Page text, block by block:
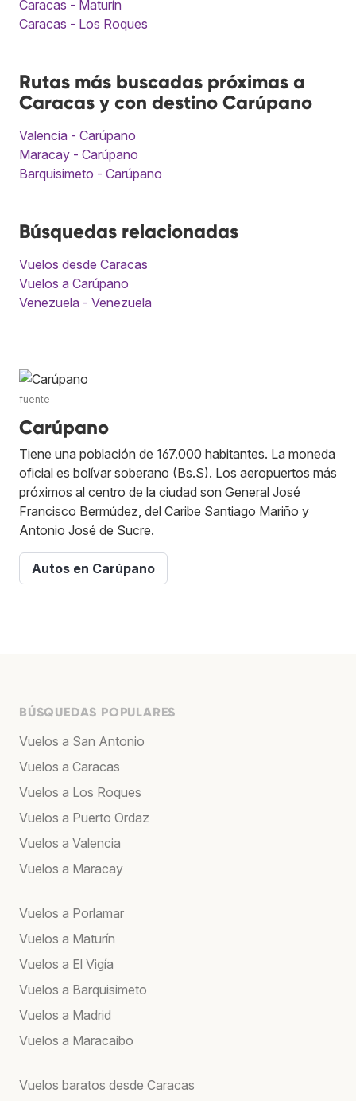
Caracas - Maturín
Caracas - Los Roques
Rutas más buscadas próximas a
Caracas y con destino Carúpano
Valencia - Carúpano
Maracay - Carúpano
Barquisimeto - Carúpano
Búsquedas relacionadas
Vuelos desde Caracas
Vuelos a Carúpano
Venezuela - Venezuela
fuente
Carúpano
Tiene una población de 167.000 habitantes. La moneda
oficial es bolívar soberano (Bs.S). Los aeropuertos más
próximos al centro de la ciudad son General José
Francisco Bermúdez, del Caribe Santiago Mariño y
Antonio José de Sucre.
Autos en Carúpano
BÚSQUEDAS POPULARES
Vuelos a San Antonio
Vuelos a Caracas
Vuelos a Los Roques
Vuelos a Puerto Ordaz
Vuelos a Valencia
Vuelos a Maracay
Vuelos a Porlamar
Vuelos a Maturín
Vuelos a El Vigía
Vuelos a Barquisimeto
Vuelos a Madrid
Vuelos a Maracaibo
Vuelos baratos desde Caracas